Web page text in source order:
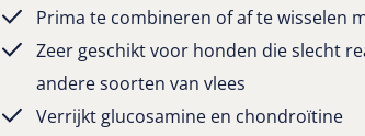
Prima te combineren of af te wisselen
Zeer geschikt voor honden die slecht
andere soorten van vlees
Verrijkt glucosamine en chondroïtine